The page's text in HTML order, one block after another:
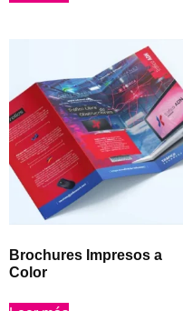
Brochures Impresos a
Color